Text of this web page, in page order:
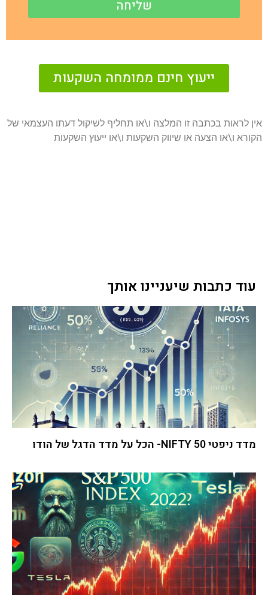
שליחה
ייעוץ חינם ממומחה השקעות
אין לראות בכתבה זו המלצה ו\או תחליף לשיקול דעתו העצמאי של
הקורא ו\או הצעה או שיווק השקעות ו\או ייעוץ השקעות
עוד כתבות שיעניינו אותך
מדד ניפטי 50 NIFTY- הכל על מדד הדגל של הודו